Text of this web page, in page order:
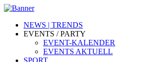
NEWS | TRENDS
EVENTS / PARTY
EVENT-KALENDER
EVENTS AKTUELL
SPORT